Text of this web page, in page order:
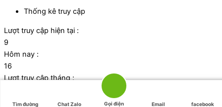
Tìm đường Chat Zalo Gọi điện Email facebook
Thống kê truy cập
Lượt truy cập hiện tại :
9
Hôm nay :
16
Lượt truy cập tháng :
Tổng lượt truy cập: